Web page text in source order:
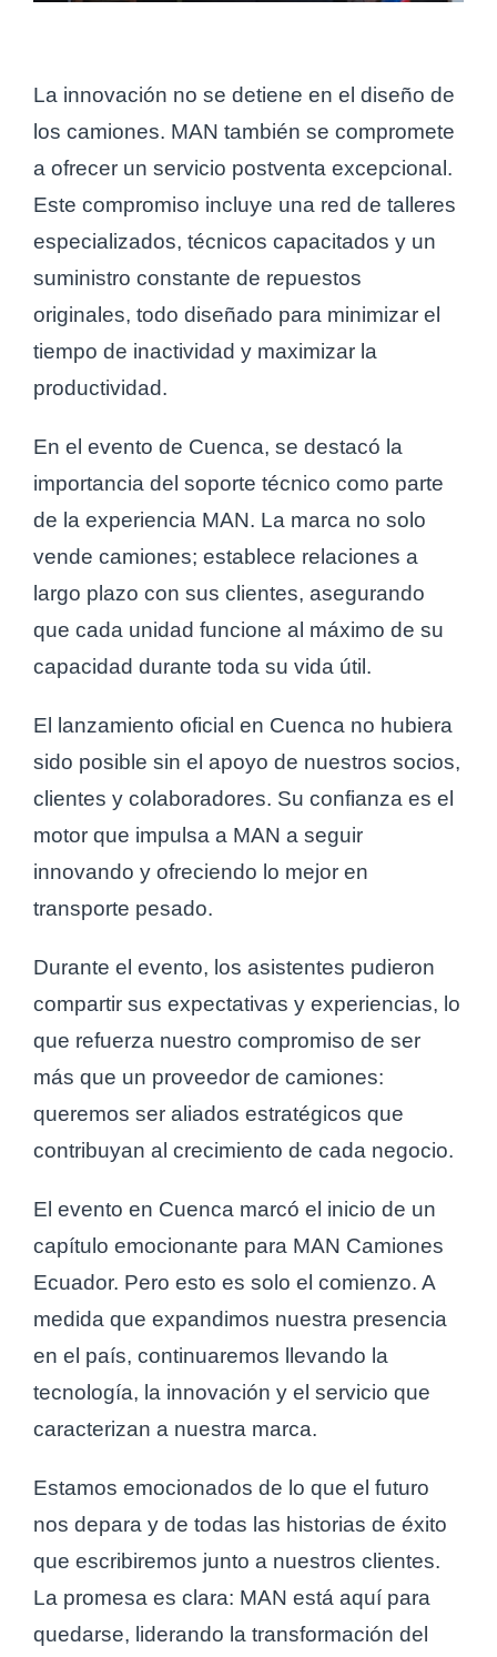
La innovación no se detiene en el diseño de
los camiones. MAN también se compromete
a ofrecer un servicio postventa excepcional.
Este compromiso incluye una red de talleres
especializados, técnicos capacitados y un
suministro constante de repuestos
originales, todo diseñado para minimizar el
tiempo de inactividad y maximizar la
productividad.
En el evento de Cuenca, se destacó la
importancia del soporte técnico como parte
de la experiencia MAN. La marca no solo
vende camiones; establece relaciones a
largo plazo con sus clientes, asegurando
que cada unidad funcione al máximo de su
capacidad durante toda su vida útil.
El lanzamiento oficial en Cuenca no hubiera
sido posible sin el apoyo de nuestros socios,
clientes y colaboradores. Su confianza es el
motor que impulsa a MAN a seguir
innovando y ofreciendo lo mejor en
transporte pesado.
Durante el evento, los asistentes pudieron
compartir sus expectativas y experiencias, lo
que refuerza nuestro compromiso de ser
más que un proveedor de camiones:
queremos ser aliados estratégicos que
contribuyan al crecimiento de cada negocio.
El evento en Cuenca marcó el inicio de un
capítulo emocionante para MAN Camiones
Ecuador. Pero esto es solo el comienzo. A
medida que expandimos nuestra presencia
en el país, continuaremos llevando la
tecnología, la innovación y el servicio que
caracterizan a nuestra marca.
Estamos emocionados de lo que el futuro
nos depara y de todas las historias de éxito
que escribiremos junto a nuestros clientes.
La promesa es clara: MAN está aquí para
quedarse, liderando la transformación del